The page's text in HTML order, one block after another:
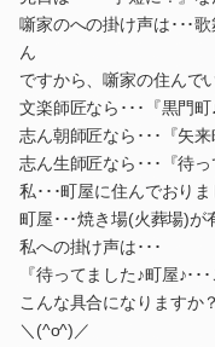
噺家のへの掛け声は･･･
ん
ですから、噺家の住んで
文楽師匠なら･･･『黒門町♪
志ん朝師匠なら･･･『矢来
志ん生師匠なら･･･『待
私･･･町屋に住んでおりま
町屋･･･焼き場(火葬場)が
私への掛け声は･･･
『待ってました♪町屋♪･･･
こんな具合になりますか？
＼(^o^)／